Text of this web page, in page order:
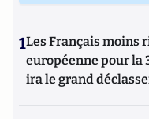
1Les Français moins
européenne pour la
ira le grand